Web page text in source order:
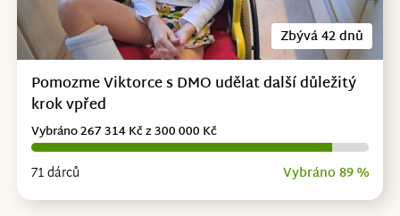
Zbývá 42 dnů
Pomozme Viktorce s DMO udělat další důležitý
krok vpřed
71 dárců Vybráno 89 %
Vybráno 267 314 Kč z 300 000 Kč